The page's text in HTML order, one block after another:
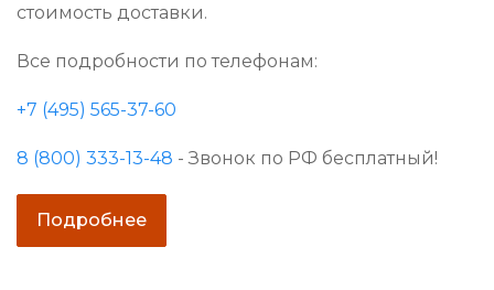
стоимость доставки.
Все подробности по телефонам:
+7 (495) 565-37-60
8 (800) 333-13-48 - Звонок по РФ бесплатный!
Подробнее